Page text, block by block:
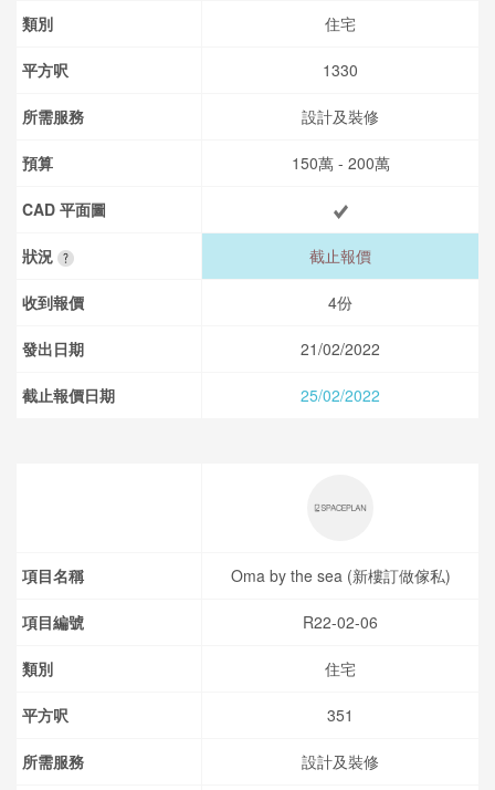
類別 住宅
平方呎 1330
所需服務 設計及裝修
預算 150萬 - 200萬
CAD 平面圖
狀況 截止報價
收到報價 4份
發出日期 21/02/2022
截止報價日期 25/02/2022
項目名稱 Oma by the sea (新樓訂做傢私)
項目編號 R22-02-06
類別 住宅
平方呎 351
所需服務 設計及裝修